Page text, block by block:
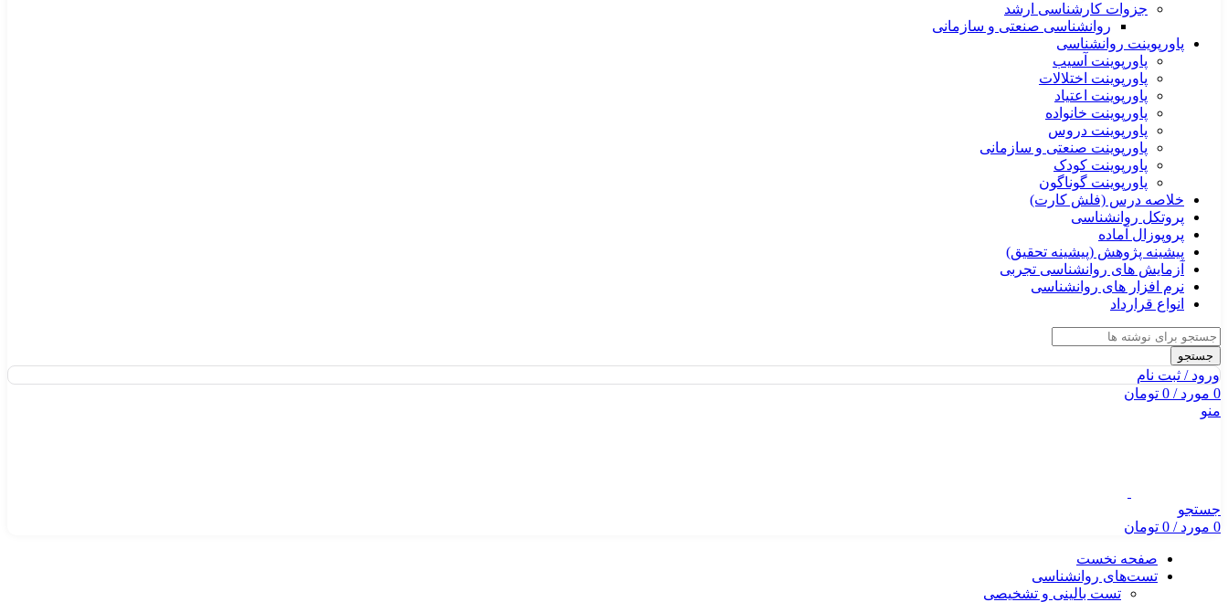
جزوات کارشناسی ارشد
روانشناسی صنعتی و سازمانی
پاورپوینت روانشناسی
پاورپوینت آسیب
پاورپوینت اختلالات
پاورپوینت اعتیاد
پاورپوینت خانواده
پاورپوینت دروس
پاورپوینت صنعتی و سازمانی
پاورپوینت کودک
پاورپوینت گوناگون
خلاصه درس (فلش کارت)
پروتکل روانشناسی
پروپوزال آماده
پیشینه پژوهش (پیشینه تحقیق)
آزمایش های روانشناسی تجربی
نرم افزار های روانشناسی
انواع قرارداد
جستجو
ورود / ثبت نام
0 مورد/
0 تومان
منو
جستجو
0 مورد/
0 تومان
صفحه نخست
تست‌های روانشناسی
تست بالینی و تشخیصی